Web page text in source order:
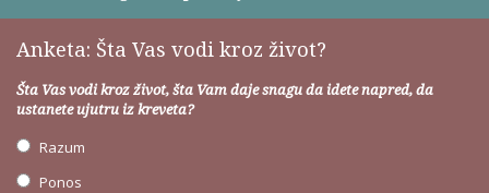
Anketa: Šta Vas vodi kroz život?
Šta Vas vodi kroz život, šta Vam daje snagu da idete napred, da
ustanete ujutru iz kreveta?
Razum
Ponos